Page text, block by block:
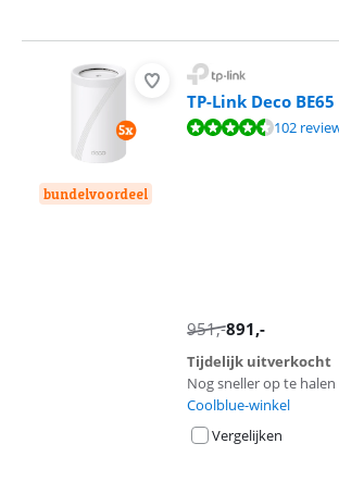
bundelvoordeel
TP-Link Deco
Beoordeling is 9,0 van de 10, gebaseerd op 102
102
951,-891,-
Tijdelijk uitverkocht
Nog sneller op te halen
Coolblue-winkel
Vergelijken